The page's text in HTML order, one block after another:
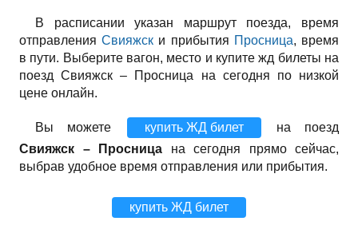
В расписании указан маршрут поезда, время
отправленияСвияжск и прибытия Просница, время
в пути. Выберите вагон, место и купите жд билеты на
поезд Свияжск – Просница на сегодня по низкой
цене онлайн.
Вы можете купить ЖД билет
на поезд
Свияжск – Просница на сегодня прямо сейчас,
выбрав удобное время отправления или прибытия.
купить ЖД билет